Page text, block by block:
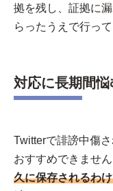
拠を残し、証拠に
らったうえで行って
対応に長期間悩
Twitterで誹謗中傷
おすすめできませ
久に保存されるわ